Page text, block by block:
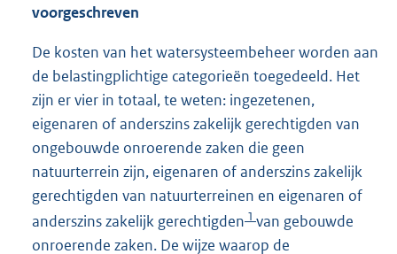
voorgeschreven
De kosten van het watersysteembeheer worden aan
de belastingplichtige categorieën toegedeeld. Het
zijn er vier in totaal, te weten: ingezetenen,
eigenaren of anderszins zakelijk gerechtigden van
ongebouwde onroerende zaken die geen
natuurterrein zijn, eigenaren of anderszins zakelijk
gerechtigden van natuurterreinen en eigenaren of
anderszins zakelijk gerechtigden 1 van gebouwde
onroerende zaken. De wijze waarop de